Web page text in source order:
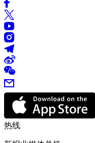
热线